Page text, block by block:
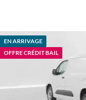
EN ARRIVAGE
OFFRE CRÉDIT BAIL